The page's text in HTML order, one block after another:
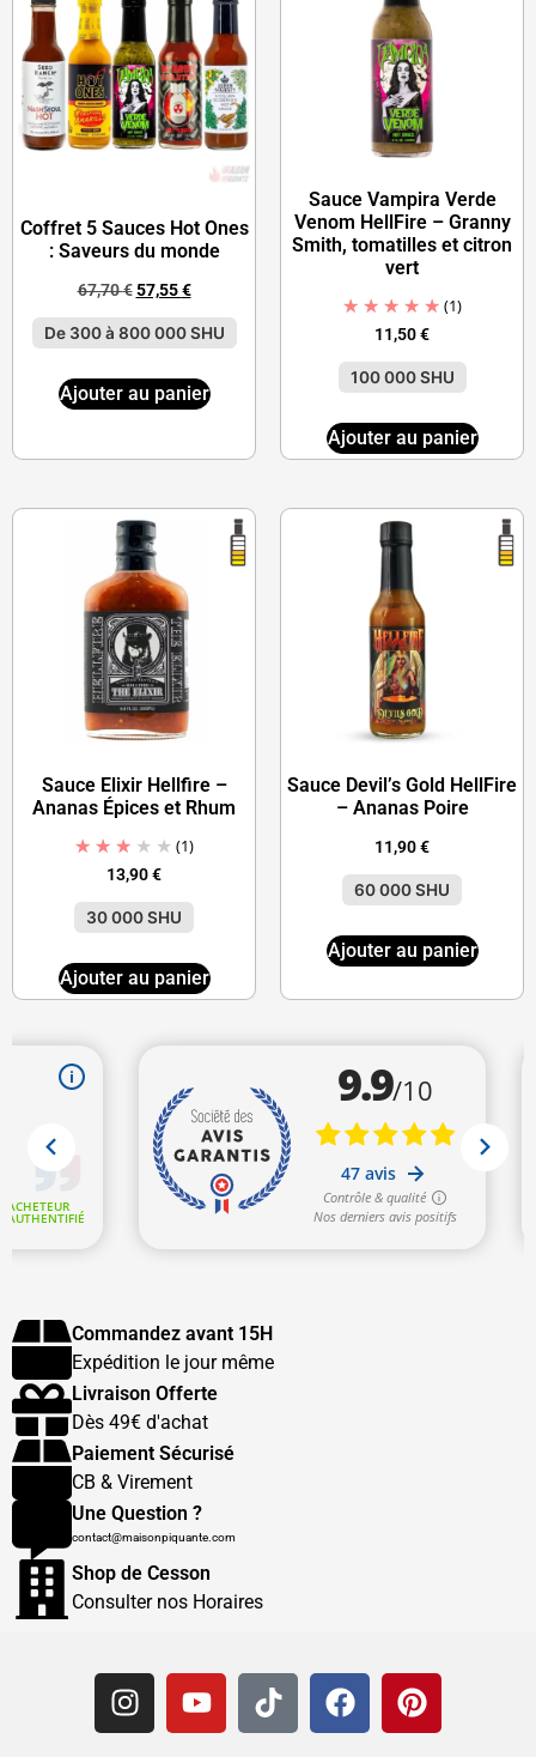
Coffret 5 Sauces Hot Ones
: Saveurs du monde
67,70€ 57,55€
De 300 à 800 000 SHU
Ajouter au panier
Sauce Vampira Verde
Venom HellFire – Granny
Smith, tomatilles et citron
vert
(1)
11,50€
100 000 SHU
Ajouter au panier
Sauce Elixir Hellfire –
Ananas Épices et Rhum
(1)
13,90€
30 000 SHU
Ajouter au panier
Sauce Devil’s Gold HellFire
– Ananas Poire
11,90€
60 000 SHU
Ajouter au panier
Commandez avant 15H
Expédition le jour même
Livraison Offerte
Dès 49€ d'achat
Paiement Sécurisé
CB & Virement
Une Question ?
contact@maisonpiquante.com
Shop de Cesson
Consulter nos Horaires